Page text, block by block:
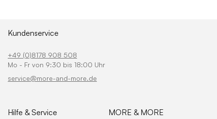
Kundenservice
+49 (0)8178 908 508
Mo - Fr von 9:30 bis 18:00 Uhr
service@more-and-more.de
Hilfe & Service MORE & MORE